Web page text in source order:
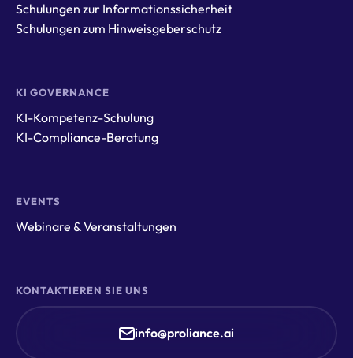
Schulungen zur Informationssicherheit
Schulungen zum Hinweisgeberschutz
KI GOVERNANCE
KI-Kompetenz-Schulung
KI-Compliance-Beratung
EVENTS
Webinare & Veranstaltungen
KONTAKTIEREN SIE UNS
info@proliance.ai